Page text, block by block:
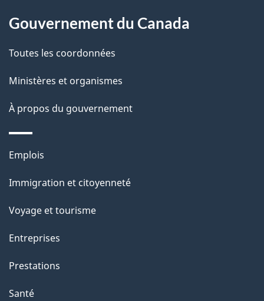
a
g
e
a
c
i
o
s
u
r
e
t
e
p
Gouvernement du Canada
Toutes les coordonnées
Ministères et organismes
À propos du gouvernement
Thèmes
sujets
Emplois
Immigration et citoyenneté
Voyage et tourisme
Entreprises
Prestations
Santé